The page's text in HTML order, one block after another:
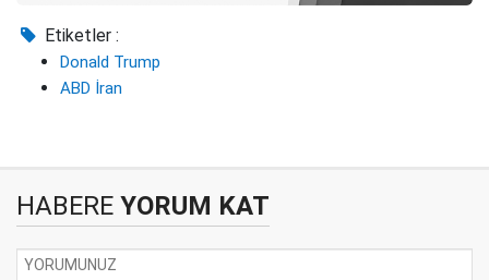
Etiketler :
Donald Trump
ABD İran
HABERE YORUM KAT